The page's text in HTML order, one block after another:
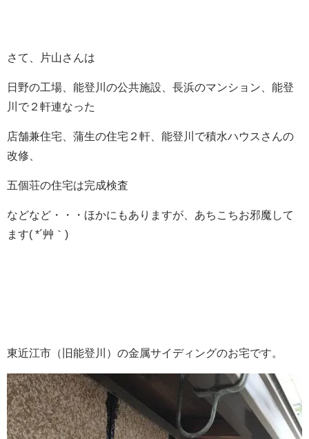
さて、片山さんは
日野の工場、能登川の公共施設、長浜のマンション、能登
川で２軒連なった
店舗兼住宅、蒲生の住宅２軒、能登川で積水ハウスさんの
改修、
五個荘の住宅は完成検査
などなど・・・ほかにもありますが、あちこちお邪魔して
ます( *´艸｀)
東近江市（旧能登川）の金属サイディングのお宅です。